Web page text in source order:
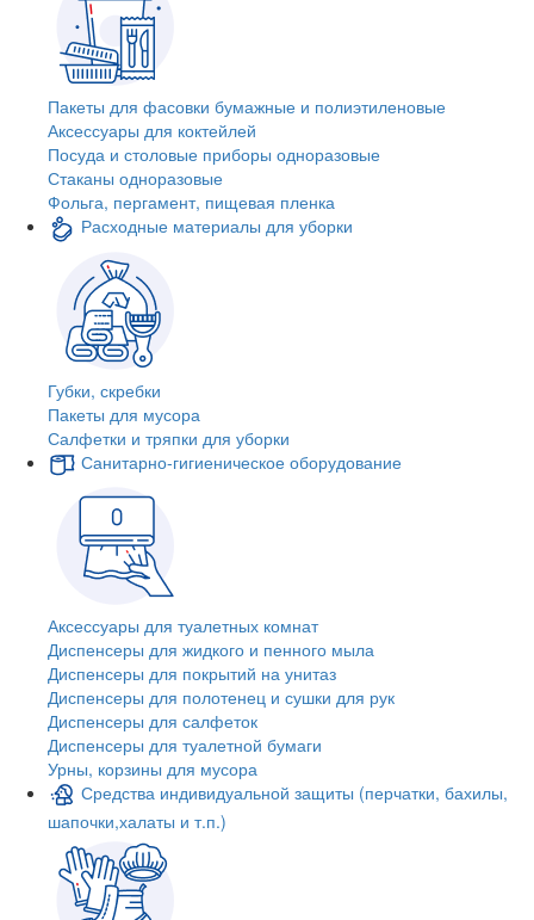
Пакеты для фасовки бумажные и полиэтиленовые
Аксессуары для коктейлей
Посуда и столовые приборы одноразовые
Стаканы одноразовые
Фольга, пергамент, пищевая пленка
Расходные материалы для уборки
Губки, скребки
Пакеты для мусора
Салфетки и тряпки для уборки
Санитарно-гигиеническое оборудование
Аксессуары для туалетных комнат
Диспенсеры для жидкого и пенного мыла
Диспенсеры для покрытий на унитаз
Диспенсеры для полотенец и сушки для рук
Диспенсеры для салфеток
Диспенсеры для туалетной бумаги
Урны, корзины для мусора
Средства индивидуальной защиты (перчатки, бахилы,
шапочки,халаты и т.п.)